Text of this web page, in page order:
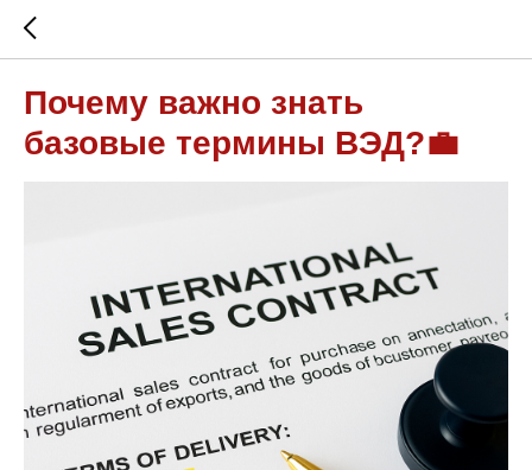
Почему важно знать
базовые термины ВЭД?💼